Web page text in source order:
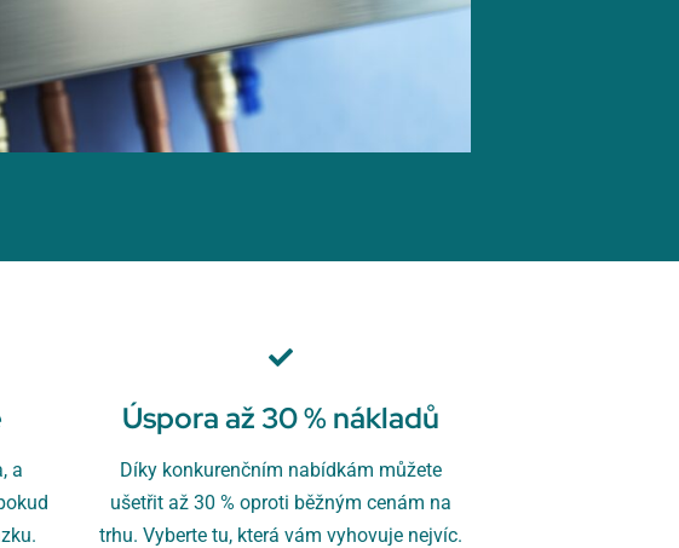
a
Úspora až 30 % nákladů
Díky konkurenčním nabídkám můžete
ušetřit až 30 % oproti běžným cenám na
trhu. Vyberte tu, která vám vyhovuje nejvíc.